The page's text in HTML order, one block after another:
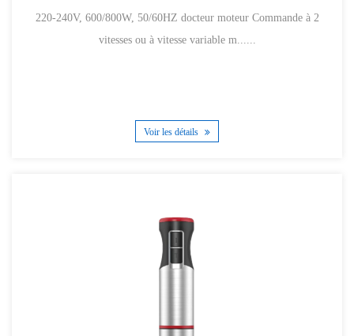
220-240V, 600/800W, 50/60HZ docteur moteur Commande à 2
vitesses ou à vitesse variable m......
Voir les détails